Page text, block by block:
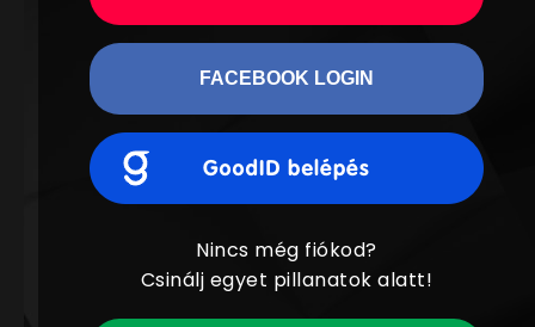
FACEBOOK LOGIN
Nincs még fiókod?
Csinálj egyet pillanatok alatt!